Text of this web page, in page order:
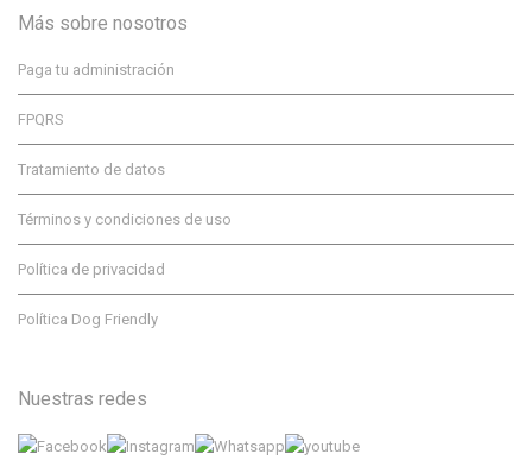
Más sobre nosotros
Paga tu administración
FPQRS
Tratamiento de datos
Términos y condiciones de uso
Política de privacidad
Política Dog Friendly
Nuestras redes